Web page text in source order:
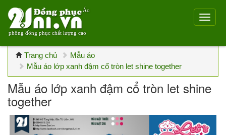
Áo
phông đồng phục chất lượng cao
Trang chủ
Mẫu áo
Mẫu áo lớp xanh đậm cổ tròn let shine together
Mẫu áo lớp xanh đậm cổ tròn let shine
together